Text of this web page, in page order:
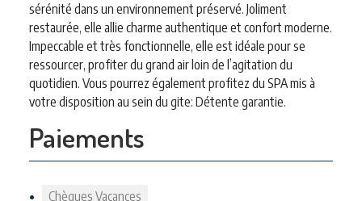
sérénité dans un environnement préservé. Joliment
restaurée, elle allie charme authentique et confort moderne.
Impeccable et très fonctionnelle, elle est idéale pour se
ressourcer, profiter du grand air loin de l’agitation du
quotidien. Vous pourrez également profitez du SPA mis à
votre disposition au sein du gite: Détente garantie.
Paiements
Chèques Vacances